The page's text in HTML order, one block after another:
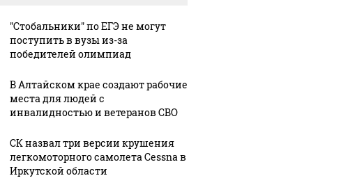
"Стобальники" по ЕГЭ не могут
поступить в вузы из-за
победителей олимпиад
В Алтайском крае создают рабочие
места для людей с
инвалидностью и ветеранов СВО
СК назвал три версии крушения
легкомоторного самолета Cessna в
Иркутской области